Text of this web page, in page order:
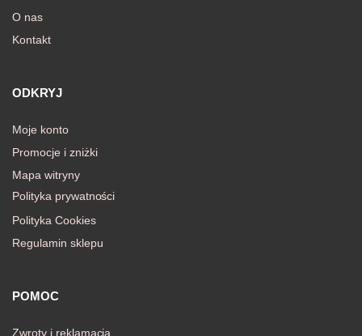
O nas
Kontakt
ODKRYJ
Moje konto
Promocje i zniżki
Mapa witryny
Polityka prywatności
Polityka Cookies
Regulamin sklepu
POMOC
Zwroty i reklamacja